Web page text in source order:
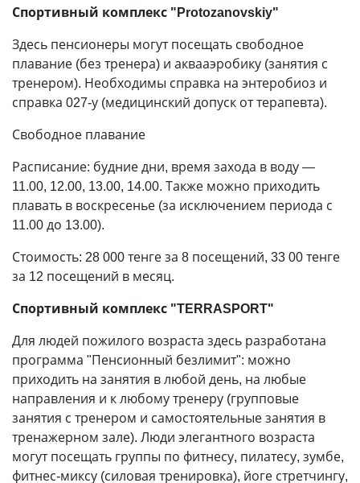
Спортивный комплекс "Protoza­novskiy"
Здесь пенсионеры могут посещать свободное
плавание (без тренера) и аквааэробику (занятия с
тренером). Необходимы справка на энтеробиоз и
справка 027-у (медицинский допуск от терапевта).
Свободное плавание
Расписание: будние дни, время захода в воду —
11.00, 12.00, 13.00, 14.00. Также можно приходить
плавать в воскресенье (за исключением периода с
11.00 до 13.00).
Стоимость: 28 000 тенге за 8 посещений, 33 00 тенге
за 12 посещений в месяц.
Спортивный комплекс "TERRA­SPORT"
Для людей пожилого возраста здесь разработана
программа "Пенсионный безлимит": можно
приходить на занятия в любой день, на любые
направления и к любому тренеру (групповые
занятия с тренером и самостоятельные занятия в
тренажерном зале). Люди элегантного возраста
могут посещать группы по фитнесу, пилатесу, зумбе,
фитнес-миксу (силовая тренировка), йоге стретчингу,